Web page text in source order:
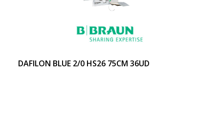
DAFILON BLUE 2/0 HS26 75CM 36UD